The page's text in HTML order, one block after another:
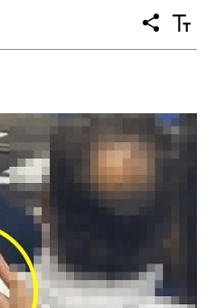
공
유
텍
스